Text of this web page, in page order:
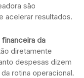
são
acelerar resultados.
financeira da
diretamente
despesas dizem
rotina operacional.